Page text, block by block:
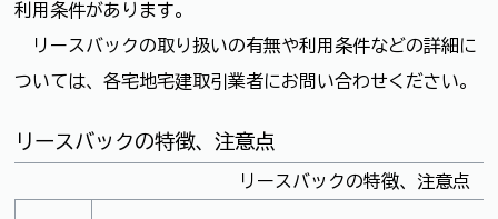
利用条件があります。
リースバックの取り扱いの有無や利用条件などの詳細に
ついては、各宅地宅建取引業者にお問い合わせください。
リースバックの特徴、注意点
リースバックの特徴、注意点